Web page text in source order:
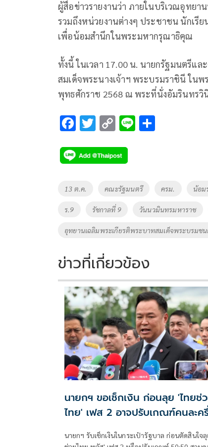
ผู้สื่อข่าวรายงานว่า ภายในบริเวณอุทย
รวมถึงหน่วยงานต่างๆ ประชาชน นักเรี
เพื่อน้อมสำนึกในพระมหากรุณาธิคุณ
ทั้งนี้ ในเวลา 17.00 น. นายกรัฐมนตรีแล
สมเด็จพระนางเจ้าฯ พระบรมราชินี ใ
พุทธศักราช 2568 ณ พระที่นั่งอัมรินทรวิ
F
e
b
o
T
tt
er
C
p
y
Li
n
k
Li
Tags
13 ต.ค. คณะรัฐมนตรี ครม. น้อม
ร.9 รัชกาลที่ 9 วันนวมินทรมหาราช
อุทยานเฉลิมพระเกียรติพระบาทสมเด็จพระบรมชน
ข่าวที่เกี่ยวข้อง
นายกฯ ขอเช็กเงิน ก่อนลุย 'ไทยช่
ไทย' เฟส 2 อาจปรับเกณฑ์คนละค
นายกฯ รับเช็กเงินในกระเป๋ารัฐบาล ก่อนตัดสินใจ